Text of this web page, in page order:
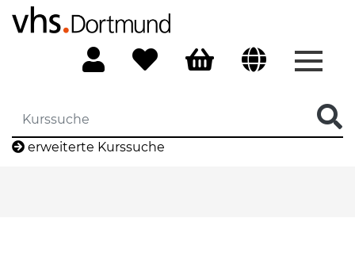
erweiterte Kurssuche